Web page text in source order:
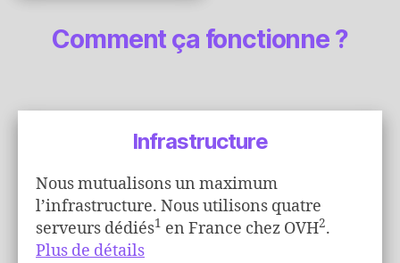
Comment ça fonctionne ?
Infrastructure
Nous mutualisons un maximum
l’infrastructure. Nous utilisons quatre
serveurs dédiés1 en France chez OVH2.
Plus de détails